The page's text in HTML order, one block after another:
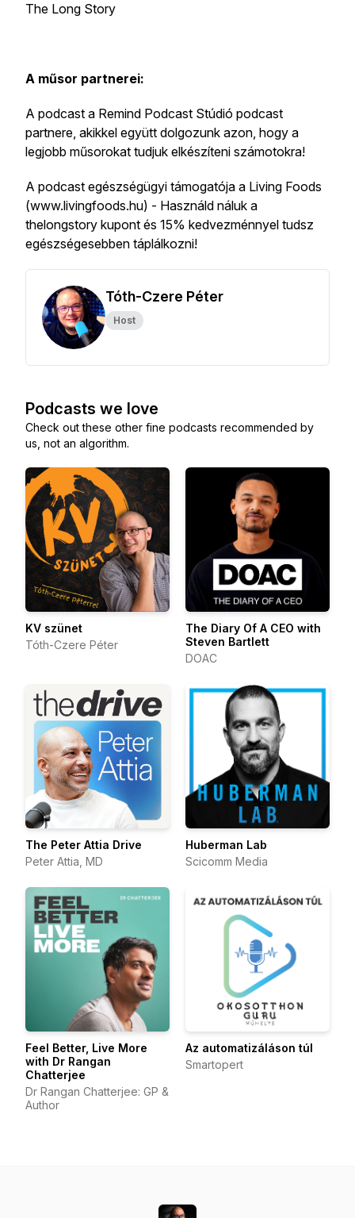
The Long Story
A műsor partnerei:
A podcast a Remind Podcast Stúdió podcast
partnere, akikkel együtt dolgozunk azon, hogy a
legjobb műsorokat tudjuk elkészíteni számotokra!
A podcast egészségügyi támogatója a Living Foods
(www.livingfoods.hu) - Használd náluk a
thelongstory kupont és 15% kedvezménnyel tudsz
egészségesebben táplálkozni!
Tóth-Czere Péter
Host
Podcasts we love
Check out these other fine podcasts recommended by
us, not an algorithm.
KV szünet
Tóth-Czere Péter
The Diary Of A CEO with
Steven Bartlett
DOAC
The Peter Attia Drive
Peter Attia, MD
Huberman Lab
Scicomm Media
Feel Better, Live More
with Dr Rangan
Chatterjee
Dr Rangan Chatterjee: GP &
Author
Az automatizáláson túl
Smartopert